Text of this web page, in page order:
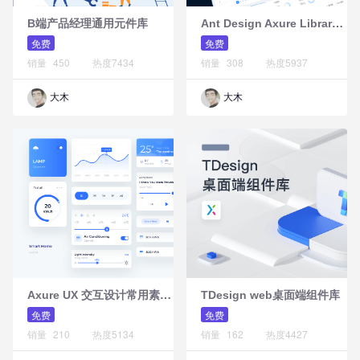
B端产品经理通用元件库
免费
销量 450 热度7434
大木
A
nt Design Axure Library元件库Web版
免费
销量 308 热度5937
大木
A
xure UX 交互设计常用素材元件库(界面模型、流程图素材、标注元素、手势图标等)
免费
销量 210 热度5134
TDesign web桌面端组件库
免费
销量 162 热度4427